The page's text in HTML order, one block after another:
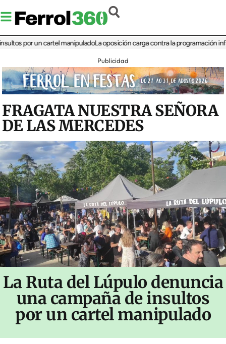
por un cartel manipuladoLa oposición carga contra la programación infantil
Publicidad
FRAGATA NUESTRA SEÑORA
DE LAS MERCEDES
La Ruta del Lúpulo denuncia
una campaña de insultos
por un cartel manipulado